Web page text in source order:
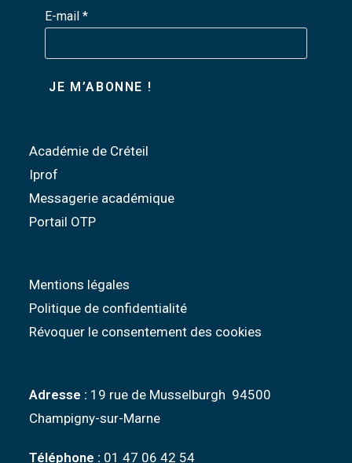
E-mail*
Académie de Créteil
Iprof
Messagerie académique
Portail OTP
Mentions légales
Politique de confidentialité
Révoquer le consentement des cookies
Adresse : 19 rue de Musselburgh 94500
Champigny-sur-Marne
Téléphone : 01 47 06 42 54